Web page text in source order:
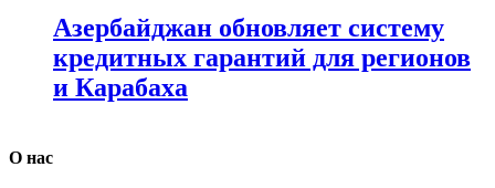
Азербайджан обновляет систему
кредитных гарантий для регионов
и Карабаха
О нас